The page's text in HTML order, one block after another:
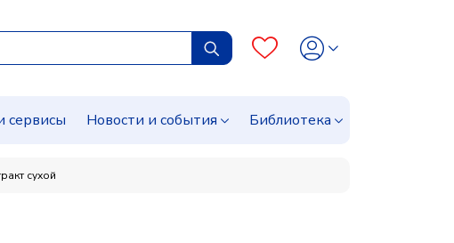
сервисы Новости и события Библиотека
сухой